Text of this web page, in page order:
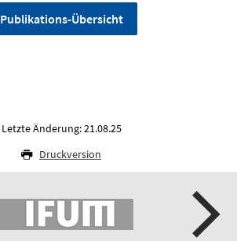
Publikations-Übersicht
Letzte Änderung: 21.08.25
Druckversion